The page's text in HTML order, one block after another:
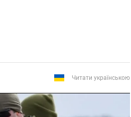
Читати українською